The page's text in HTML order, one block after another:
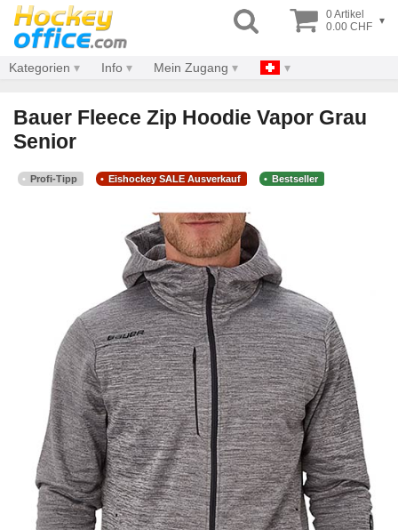
0 Artikel
0.00 CHF ▾
Kategorien Info Mein Zugang
Bauer Fleece Zip Hoodie Vapor Grau
Senior
Profi-Tipp Eishockey SALE Ausverkauf Bestseller